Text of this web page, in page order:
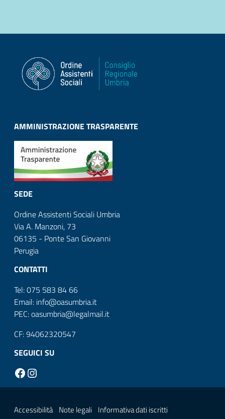
AMMINISTRAZIONE TRASPARENTE
SEDE
Ordine Assistenti Sociali Umbria
Via A. Manzoni, 73
06135 - Ponte San Giovanni
Perugia
CONTATTI
Tel: 075 583 84 66
Email: info@oasumbria.it
PEC: oasumbria@legalmail.it
CF: 94062320547
SEGUICI SU
Facebook
Sezione Link Utili
Accessibilità Note legali Informativa dati iscritti